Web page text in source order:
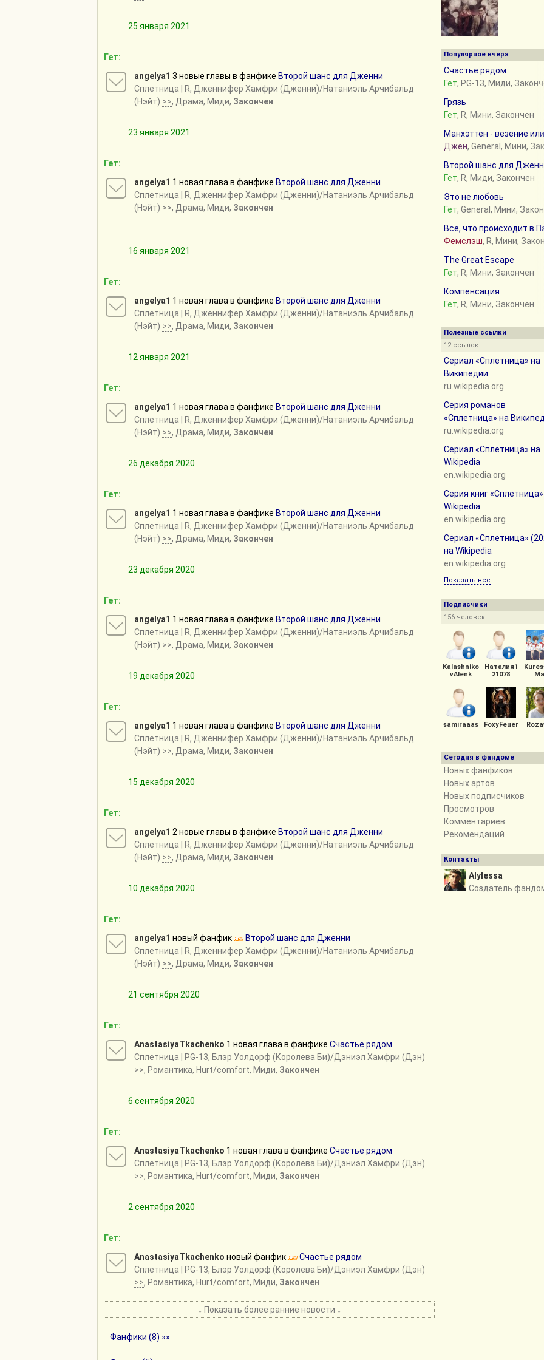
25 января 2021
Гет:
angelya1 3 новые главы в фанфике Второй шанс для Дженни
Сплетница | R, Дженнифер Хамфри (Дженни)/Натаниэль Арчибальд
(Нэйт) >>, Драма, Миди, Закончен
23 января 2021
Гет:
angelya1 1 новая глава в фанфике Второй шанс для Дженни
Сплетница | R, Дженнифер Хамфри (Дженни)/Натаниэль Арчибальд
(Нэйт) >>, Драма, Миди, Закончен
16 января 2021
Гет:
angelya1 1 новая глава в фанфике Второй шанс для Дженни
Сплетница | R, Дженнифер Хамфри (Дженни)/Натаниэль Арчибальд
(Нэйт) >>, Драма, Миди, Закончен
12 января 2021
Гет:
angelya1 1 новая глава в фанфике Второй шанс для Дженни
Сплетница | R, Дженнифер Хамфри (Дженни)/Натаниэль Арчибальд
(Нэйт) >>, Драма, Миди, Закончен
26 декабря 2020
Гет:
angelya1 1 новая глава в фанфике Второй шанс для Дженни
Сплетница | R, Дженнифер Хамфри (Дженни)/Натаниэль Арчибальд
(Нэйт) >>, Драма, Миди, Закончен
23 декабря 2020
Гет:
angelya1 1 новая глава в фанфике Второй шанс для Дженни
Сплетница | R, Дженнифер Хамфри (Дженни)/Натаниэль Арчибальд
(Нэйт) >>, Драма, Миди, Закончен
19 декабря 2020
Гет:
angelya1 1 новая глава в фанфике Второй шанс для Дженни
Сплетница | R, Дженнифер Хамфри (Дженни)/Натаниэль Арчибальд
(Нэйт) >>, Драма, Миди, Закончен
15 декабря 2020
Гет:
angelya1 2 новые главы в фанфике Второй шанс для Дженни
Сплетница | R, Дженнифер Хамфри (Дженни)/Натаниэль Арчибальд
(Нэйт) >>, Драма, Миди, Закончен
10 декабря 2020
Гет:
angelya1 новый фанфик
Второй шанс для Дженни
Сплетница | R, Дженнифер Хамфри (Дженни)/Натаниэль Арчибальд
(Нэйт) >>, Драма, Миди, Закончен
21 сентября 2020
Гет:
AnastasiyaTkachenko 1 новая глава в фанфике Счастье рядом
Сплетница | PG-13, Блэр Уолдорф (Королева Би)/Дэниэл Хамфри (Дэн)
>>, Романтика, Hurt/comfort, Миди, Закончен
6 сентября 2020
Гет:
AnastasiyaTkachenko 1 новая глава в фанфике Счастье рядом
Сплетница | PG-13, Блэр Уолдорф (Королева Би)/Дэниэл Хамфри (Дэн)
>>, Романтика, Hurt/comfort, Миди, Закончен
2 сентября 2020
Гет:
AnastasiyaTkachenko новый фанфик
Счастье рядом
Сплетница | PG-13, Блэр Уолдорф (Королева Би)/Дэниэл Хамфри (Дэн)
>>, Романтика, Hurt/comfort, Миди, Закончен
↓ Показать более ранние новости ↓
Фанфики (8) »»
Популярное вчера
Счастье рядом
Гет, PG-13, Миди,
Грязь
Гет, R, Мини, Закончен
Манхэттен - везение
Джен, General, Мини,
Второй шанс для
Гет, R, Миди, Закончен
Это не любовь
Гет, General, Мини,
Все, что происходит в
Фемслэш, R, Мини,
The Great Escape
Гет, R, Мини, Закончен
Компенсация
Гет, R, Мини, Закончен
Полезные ссылки
12 ссылок
Сериал «Сплетница» на
Википедии
ru.wikipedia.org
Серия романов
«Сплетница» на
ru.wikipedia.org
Сериал «Сплетница» на
Wikipedia
en.wikipedia.org
Серия книг
Wikipedia
en.wikipedia.org
Сериал «Сплетница»
на Wikipedia
en.wikipedia.org
Показать все
Подписчики
156 человек
Kalashniko
vAlenk
Наталия1
21078
samiraaas FoxyFeuer
Сегодня в фандоме
Новых фанфиков
Новых артов
Новых подписчиков
Просмотров
Комментариев
Рекомендаций
Контакты
Alylessa
Создатель